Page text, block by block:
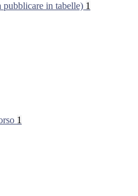
in tabelle) 1
1